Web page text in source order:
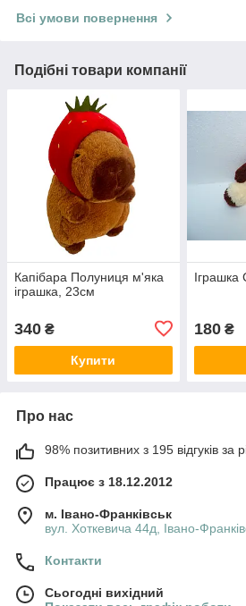
Всі умови повернення
Подібні товари компанії
Капібара Полуниця м'яка
іграшка, 23см
340 ₴
Купити
Іграшка
180₴
Про нас
98% позитивних з 195 відгуків за
Працює з 18.12.2012
м. Івано-Франківськ
вул. Хоткевича 44д, Івано-
Контакти
Сьогодні вихідний